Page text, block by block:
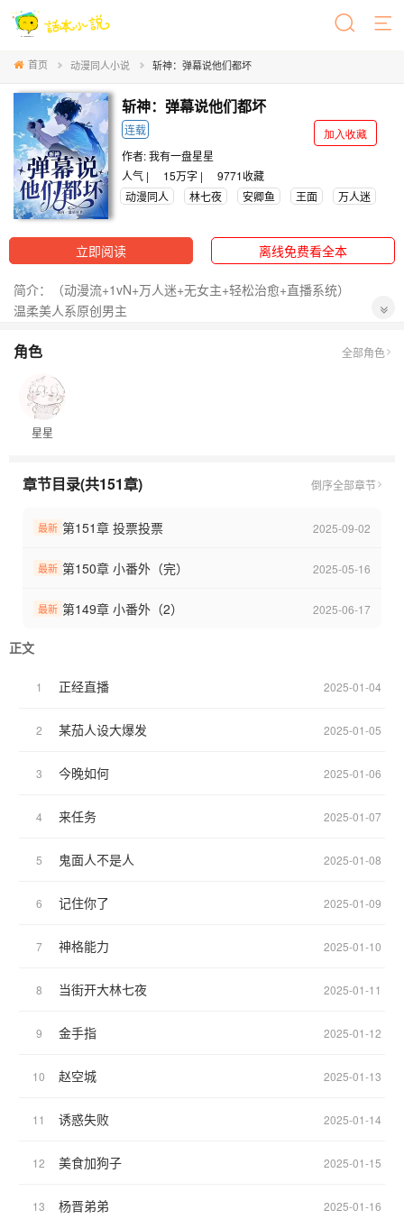
首页 动漫同人小说 斩神：弹幕说他们都坏
斩神：弹幕说他们都坏
连载
加入收藏
作者:我有一盘星星
人气 |
15万字 | 9771收藏
动漫同人
林七夜 安卿鱼 王面 万人迷
立即阅读 离线免费看全本
简介：（动漫流+1vN+万人迷+无女主+轻松治愈+直播系统）
温柔美人系原创男主
白月光向万人迷 苏甜风
走动漫剧情 私设如山
还有三九原著中的一些细节
这是一篇有点慢吞吞的治愈系小甜（应该）文
不喜勿喷
角色 全部角色
星星
章节目录(共151章) 倒序全部章节
最新 第151章 投票投票 2025-09-02
最新 第150章 小番外（完） 2025-05-16
最新 第149章 小番外（2） 2025-06-17
正文
1 正经直播 2025-01-04
2 某茄人设大爆发 2025-01-05
3 今晚如何 2025-01-06
4 来任务 2025-01-07
5 鬼面人不是人 2025-01-08
6 记住你了 2025-01-09
7 神格能力 2025-01-10
8 当街开大林七夜 2025-01-11
9 金手指 2025-01-12
10 赵空城 2025-01-13
11 诱惑失败 2025-01-14
12 美食加狗子 2025-01-15
13 杨晋弟弟 2025-01-16